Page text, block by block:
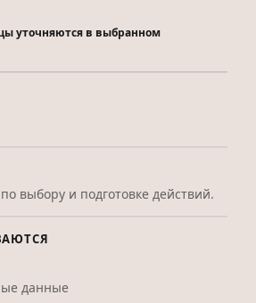
уточняются в выбранном
выбору и подготовке действий.
данные